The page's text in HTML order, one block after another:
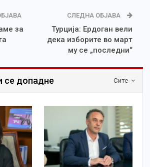
за
СЛЕДНА ОБЈАВА
Турција: Ердоган вели
дека изборите во март
му се „последни“
Сите
се допадне